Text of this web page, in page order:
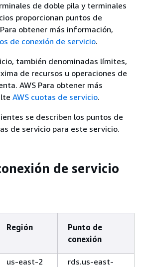
de doble pila y terminales
proporcionan puntos de
obtener más información,
de conexión de servicio.
también denominadas límites,
de recursos u operaciones de
AWS Para obtener más
AWS cuotas de servicio.
se describen los puntos de
de servicio para este servicio.
de servicio
Región
Punto de
conexión
us-east-2
rds.us-east-